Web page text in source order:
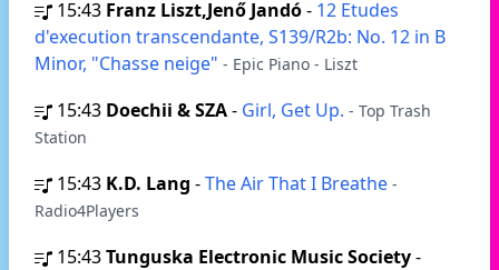
15:43 Franz Liszt,Jenő Jandó- 12 Etudes
d'execution transcendante, S139/R2b: No. 12 in B
Minor, "Chasse neige" - Epic Piano - Liszt
15:43 Doechii & SZA- Girl, Get Up. - Top Trash
Station
15:43 K.D. Lang -The Air That I Breathe -
Radio4Players
15:43Tunguska Electronic Music Society-